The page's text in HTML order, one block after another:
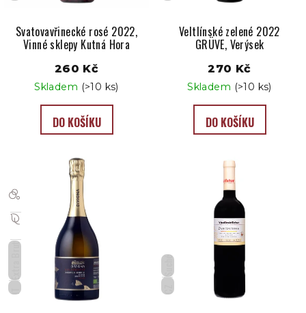
Svatovavřinecké rosé 2022,
Vinné sklepy Kutná Hora
260 Kč
Skladem (>10 ks)
DO KOŠÍKU
Veltlínské zelené 2022
GRÜVE, Verýsek
270 Kč
Skladem (>10 ks)
DO KOŠÍKU
IT CZ
Suché